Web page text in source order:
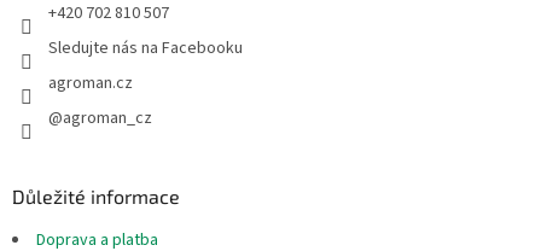
+420 702 810 507
Sledujte nás na Facebooku
agroman.cz
@agroman_cz
Důležité informace
Doprava a platba